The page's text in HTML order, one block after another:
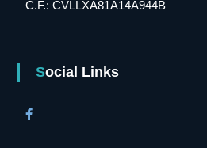
C.F.: CVLLXA81A14A944B
Social Links